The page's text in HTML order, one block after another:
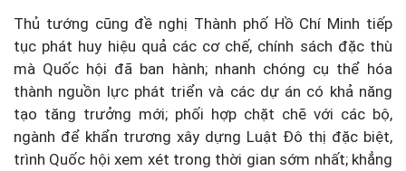
Thủ tướng cũng đề nghị Thành phố Hồ Chí Minh tiếp
tục phát huy hiệu quả các cơ chế, chính sách đặc thù
mà Quốc hội đã ban hành; nhanh chóng cụ thể hóa
thành nguồn lực phát triển và các dự án có khả năng
tạo tăng trưởng mới; phối hợp chặt chẽ với các bộ,
ngành để khẩn trương xây dựng Luật Đô thị đặc biệt,
trình Quốc hội xem xét trong thời gian sớm nhất; khẳng